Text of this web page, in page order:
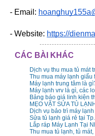
- Email:
- Website: https://
CÁC BÀI KHÁC
Dịch vụ thu mua tủ mát
Thu mua máy lạnh giấu
Máy lạnh trung tâm là
Máy lạnh vrv là gì, các
Bảng báo giá linh kiện
MẸO VẶT SỬA TỦ
Dịch vụ bảo trì máy lạnh
Sửa tủ lạnh giá rẻ tại
Lắp ráp Máy Lạnh Tại
Thu mua tủ lạnh, tủ